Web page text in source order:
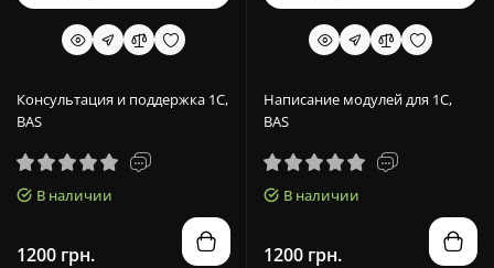
Консультация и поддержка 1С,
BAS
В наличии
1200 грн.
Написание модулей для 1С,
BAS
В наличии
1200 грн.